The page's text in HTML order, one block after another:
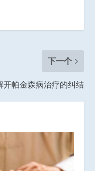
下一个
开帕金森病治疗的纠结